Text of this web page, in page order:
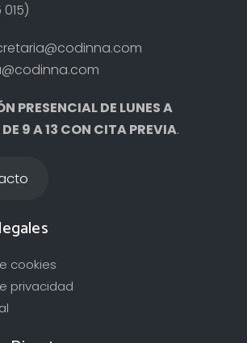
PRESENCIAL DE LUNES A
DE 9 A 13 CON CITA PREVIA.
cookies
privacidad